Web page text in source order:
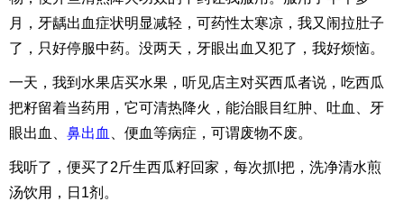
月，牙龋出血症状明显减轻，可药性太寒凉，我又闹拉肚子
了，只好停服中药。没两天，牙眼出血又犯了，我好烦恼。
一天，我到水果店买水果，听见店主对买西瓜者说，吃西瓜
把籽留着当药用，它可清热降火，能治眼目红肿、吐血、牙
眼出血、 鼻出血 、便血等病症，可谓废物不废。
我听了，便买了2斤生西瓜籽回家，每次抓l把，洗净清水煎
汤饮用，日1剂。